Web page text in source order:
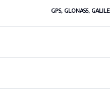
GPS, GLONASS,